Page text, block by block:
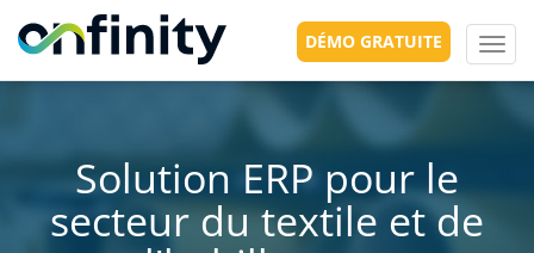
DÉMO GRATUITE
Solution ERP pour le
secteur du textile et de